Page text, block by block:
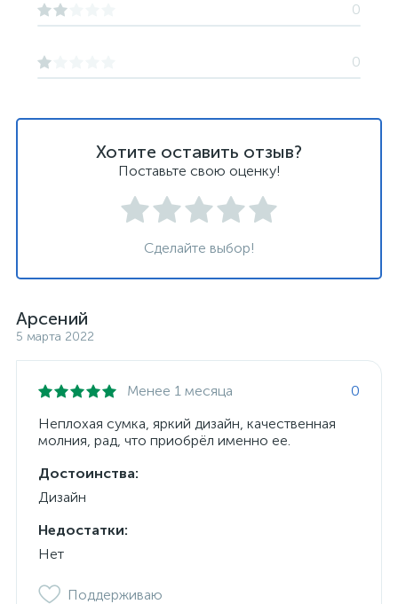
Хотите оставить отзыв?
Поставьте свою оценку!
Сделайте выбор!
Арсений
5 марта 2022
Менее 1 месяца
0
Неплохая сумка, яркий дизайн, качественная
молния, рад, что приобрёл именно ее.
Достоинства:
Дизайн
Недостатки:
Нет
Поддерживаю
0
0